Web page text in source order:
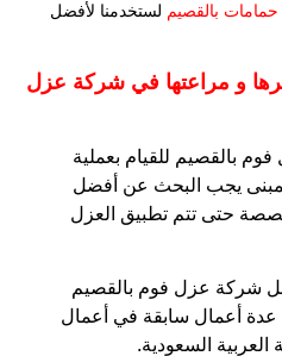
بالقصيم لستخدمنا لأفضل
و مراعتها في شركة عزل
بالقصيم للقيام بعملية
يجب البحث عن أفضل
حتى تتم تطبيق العزل
شركة عزل فوم بالقصيم
أعمال سابقة في أعمال
السعودية.